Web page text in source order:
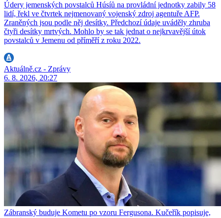
Údery jemenských povstalců Húsíů na provládní jednotky zabily 58
lidí, řekl ve čtvrtek nejmenovaný vojenský zdroj agentuře AFP.
Zraněných jsou podle něj desítky. Předchozí údaje uváděly zhruba
čtyři desítky mrtvých. Mohlo by se tak jednat o nejkrvavější útok
povstalců v Jemenu od příměří z roku 2022.
Aktuálně.cz - Zprávy
6. 8. 2026, 20:27
Zábranský buduje Kometu po vzoru Fergusona. Kučeřík popisuje,